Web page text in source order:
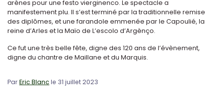
arènes pour une festo vierginenco. Le spectacle a
manifestement plu. Il s’est terminé par la traditionnelle remise
des diplômes, et une farandole emmenée par le Capoulié, la
reine d’Arles et la Maïo de L’escolo d’Argènço.
Ce fut une très belle fête, digne des 120 ans de l’évènement,
digne du chantre de Maillane et du Marquis.
ParEric Blanc le 31 juillet 2023